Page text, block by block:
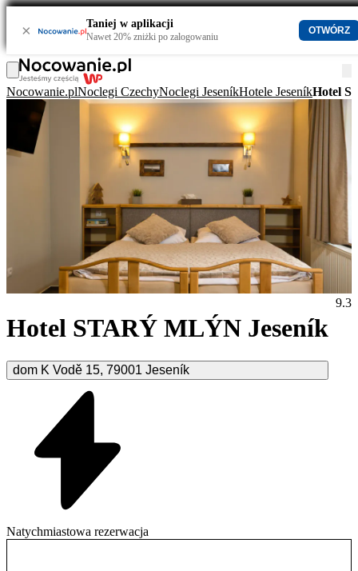
× Taniej w aplikacji
Nawet 20% zniżki po zalogowaniu
OTWÓRZ
Nocowanie.plNoclegi CzechyNoclegi JeseníkHotele JeseníkHotel
Hotel STARÝ MLÝN Jeseník
dom K Vodě 15, 79001 Jeseník
9.3
Natychmiastowa rezerwacja